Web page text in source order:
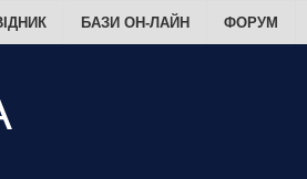
БАЗИ ОН-ЛАЙН ФОРУМ